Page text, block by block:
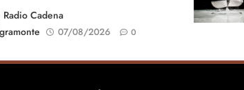
Radio Cadena
07/08/2026 0